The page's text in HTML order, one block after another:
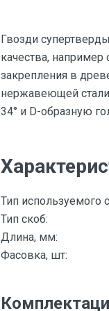
Гвозди
качества,
закрепления в
нержавеющей
34° и D-образную
Тип используемого
Тип скоб:
Длина, мм:
Фасовка, шт: